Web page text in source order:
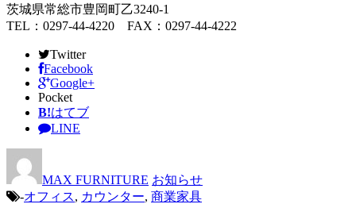
茨城県常総市豊岡町乙3240-1
TEL：0297-44-4220 FAX：0297-44-4222
Twitter
Facebook
Google+
Pocket
B!はてブ
LINE
MAX FURNITURE お知らせ
-オフィス, カウンター, 商業家具